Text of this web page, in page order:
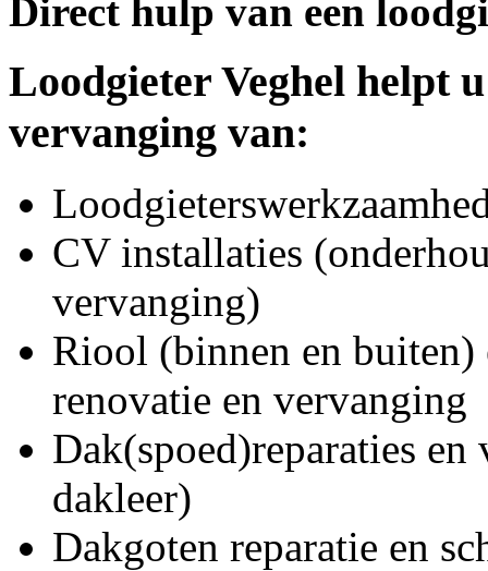
Direct hulp van een
Loodgieter Veghel helpt
vervanging van:
CV installaties
vervanging)
Riool (binnen en buiten)
renovatie en vervanging
Dak(spoed)reparaties
dakleer)
Dakgoten reparatie en